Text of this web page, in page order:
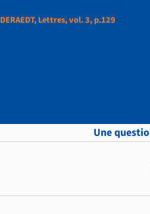
DERAEDT, Lettres, vol. 3, p.129
Une